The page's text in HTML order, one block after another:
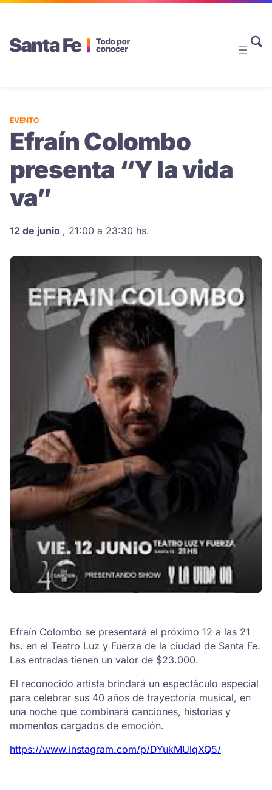
EVENTO
Efraín Colombo
presenta “Y la vida
va”
12 de junio , 21:00 a 23:30 hs.
Efraín Colombo se presentará el próximo 12 a las 21
hs. en el Teatro Luz y Fuerza de la ciudad de Santa Fe.
Las entradas tienen un valor de $23.000.
El reconocido artista brindará un espectáculo especial
para celebrar sus 40 años de trayectoria musical, en
una noche que combinará canciones, historias y
momentos cargados de emoción.
https://www.instagram.com/p/DYukMUlqXQ5/